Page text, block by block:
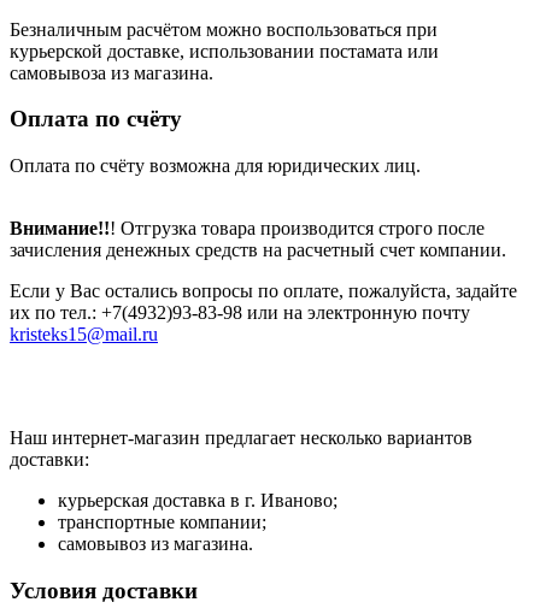
Безналичным расчётом можно воспользоваться при
курьерской доставке, использовании постамата или
самовывоза из магазина.
Оплата по счёту
Оплата по счёту возможна для юридических лиц.
Внимание!!! Отгрузка товара производится строго после
зачисления денежных средств на расчетный счет компании.
Если у Вас остались вопросы по оплате, пожалуйста, задайте
их по тел.: +7(4932)93-83-98 или на электронную почту
kristeks15@mail.ru
Наш интернет-магазин предлагает несколько вариантов
доставки:
курьерская доставка в г. Иваново;
транспортные компании;
самовывоз из магазина.
Условия доставки